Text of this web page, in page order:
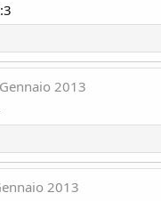
2013
2013